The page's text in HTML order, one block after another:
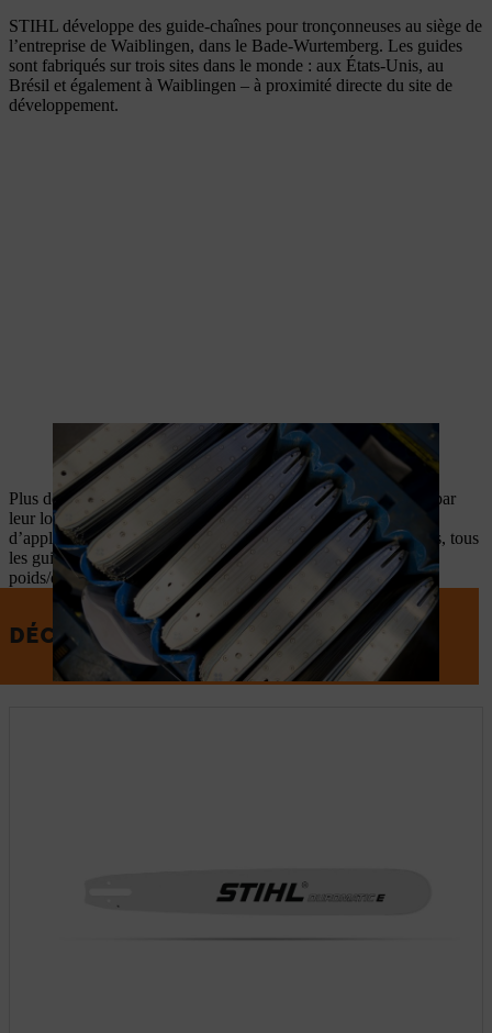
STIHL développe des guide-chaînes pour tronçonneuses au siège de
l’entreprise de Waiblingen, dans le Bade-Wurtemberg. Les guides
sont fabriqués sur trois sites dans le monde : aux États-Unis, au
Brésil et également à Waiblingen – à proximité directe du site de
développement.
Certains guide-chaînes STIHL sont fabriqués directement à
Waiblingen.
Plus de 100 guide-chaînes sont disponibles. Ils se distinguent par
leur longueur et leur conception pour des configurations
d’application très diversifiées. Malgré des différences majeures, tous
les guide-chaînes STIHL ont un point commun : un rapport
poids/durabilité exceptionnel.
DÉCOUVRIR LES GUIDE-CHAÎNES